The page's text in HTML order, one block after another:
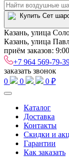
Казань, улица
Казань, улица
приём заказов:
+7 964 569-79-
заказать звонок
0
0 0 ₽
Каталог
Доставка
Контакты
Скидки и
Гарантии
Как заказать